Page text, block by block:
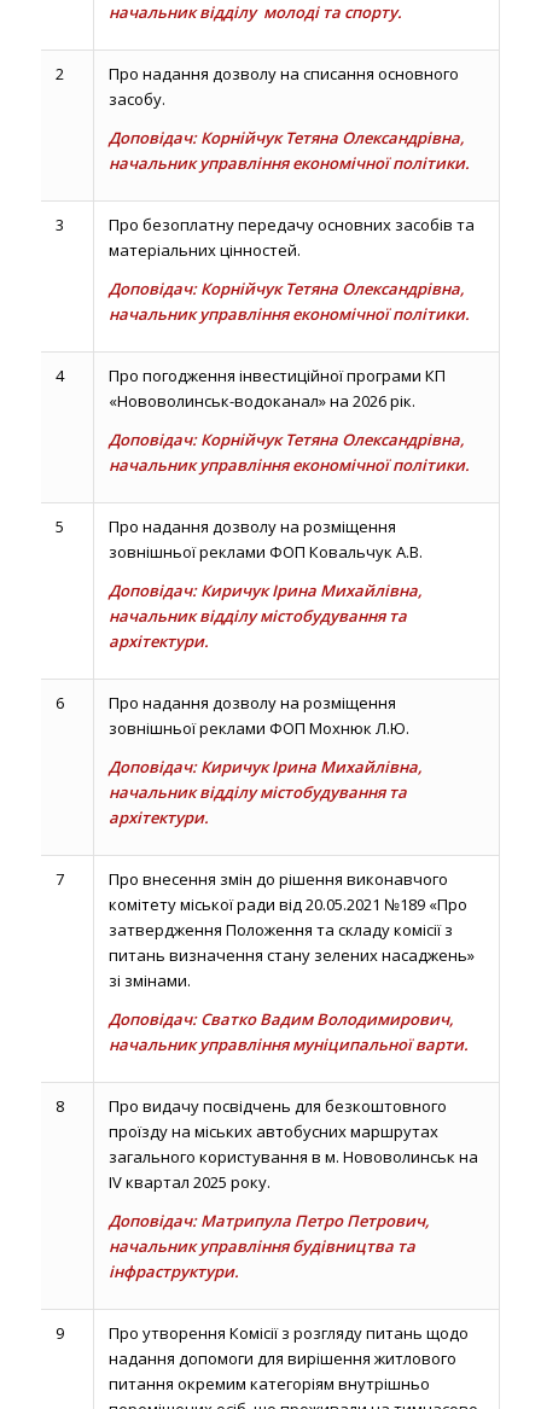
начальник відділу молоді та спорту.
2
Про надання дозволу на списання основного
засобу.
Доповідач: Корнійчук Тетяна Олександрівна,
начальник управління економічної політики.
3
Про безоплатну передачу основних засобів та
матеріальних цінностей.
Доповідач: Корнійчук Тетяна Олександрівна,
начальник управління економічної політики.
4
Про погодження інвестиційної програми КП
«Нововолинськ-водоканал» на 2026 рік.
Доповідач: Корнійчук Тетяна Олександрівна,
начальник управління економічної політики.
5
Про надання дозволу на розміщення
зовнішньої реклами ФОП Ковальчук А.В.
Доповідач: Киричук Ірина Михайлівна,
начальник відділу містобудування та
архітектури.
6
Про надання дозволу на розміщення
зовнішньої реклами ФОП Мохнюк Л.Ю.
Доповідач: Киричук Ірина Михайлівна,
начальник відділу містобудування та
архітектури.
7
Про внесення змін до рішення виконавчого
комітету міської ради від 20.05.2021 №189 «Про
затвердження Положення та складу комісії з
питань визначення стану зелених насаджень»
зі змінами.
Доповідач: Сватко Вадим Володимирович,
начальник управління муніципальної варти.
8
Про видачу посвідчень для безкоштовного
проїзду на міських автобусних маршрутах
загального користування в м. Нововолинськ на
IV квартал 2025 року.
Доповідач: Матрипула Петро Петрович,
начальник управління будівництва та
інфраструктури.
9
Про утворення Комісії з розгляду питань щодо
надання допомоги для вирішення житлового
питання окремим категоріям внутрішньо